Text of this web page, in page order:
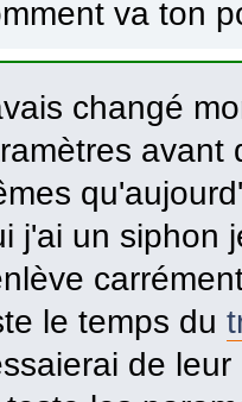
va ton
changé
avant
j'ai un siphon
le temps du
de